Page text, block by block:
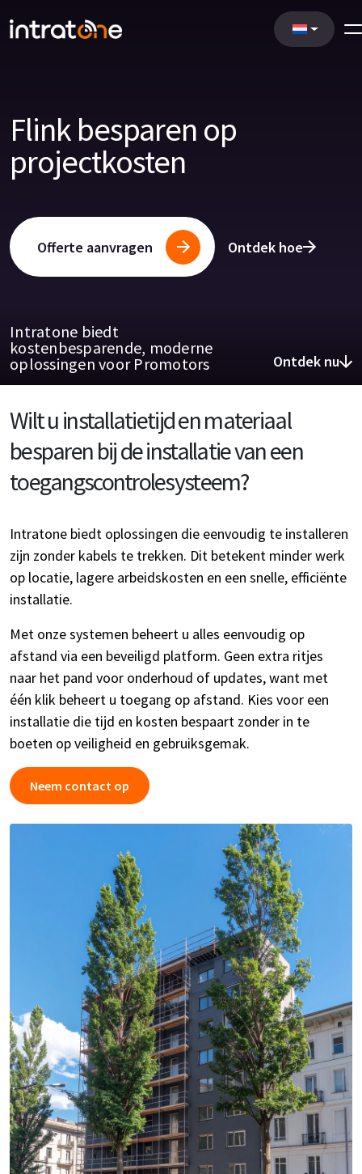
Flink besparen op
projectkosten
Offerte aanvragen Ontdek hoe
Intratone biedt
kostenbesparende, moderne
oplossingen voor Promotors
Ontdek nu
Wilt u installatietijd en materiaal
besparen bij de installatie van een
toegangscontrolesysteem?
Intratone biedt oplossingen die eenvoudig te installeren
zijn zonder kabels te trekken. Dit betekent minder werk
op locatie, lagere arbeidskosten en een snelle, efficiënte
installatie.
Met onze systemen beheert u alles eenvoudig op
afstand via een beveiligd platform. Geen extra ritjes
naar het pand voor onderhoud of updates, want met
één klik beheert u toegang op afstand. Kies voor een
installatie die tijd en kosten bespaart zonder in te
boeten op veiligheid en gebruiksgemak.
Neem contact op